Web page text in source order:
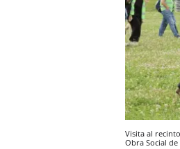
Visita al
Obra Social de